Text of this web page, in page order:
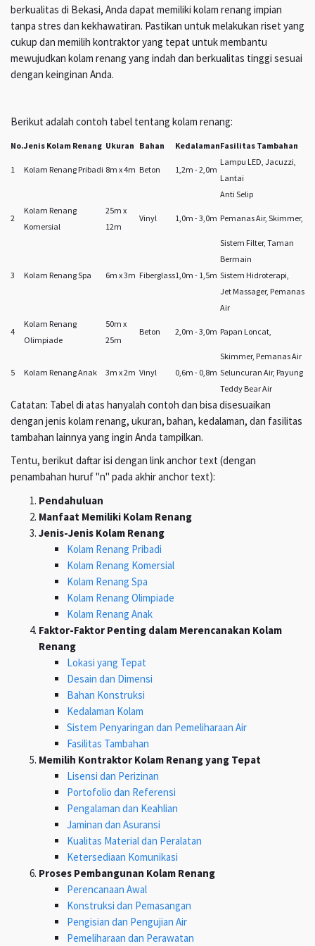
berkualitas di Bekasi, Anda dapat memiliki kolam renang impian
tanpa stres dan kekhawatiran. Pastikan untuk melakukan riset yang
cukup dan memilih kontraktor yang tepat untuk membantu
mewujudkan kolam renang yang indah dan berkualitas tinggi sesuai
dengan keinginan Anda.
Berikut adalah contoh tabel tentang kolam renang:
No.Jenis Kolam Renang Ukuran Bahan KedalamanFasilitas Tambahan
1 Kolam Renang Pribadi 8m x 4m Beton 1,2m - 2,0m
Lampu LED, Jacuzzi,
Lantai
Anti Selip
2
Kolam Renang
Komersial
25m x
12m
Vinyl 1,0m - 3,0m Pemanas Air, Skimmer,
Sistem Filter, Taman
Bermain
3
Kolam Renang Spa 6m x 3m Fiberglass1,0m - 1,5m Sistem Hidroterapi,
Jet Massager, Pemanas
Air
4
Kolam Renang
Olimpiade
50m x
25m
Beton 2,0m - 3,0m Papan Loncat,
Skimmer, Pemanas Air
5
Kolam Renang Anak 3m x 2m Vinyl 0,6m - 0,8m Seluncuran Air, Payung
Teddy Bear Air
Catatan: Tabel di atas hanyalah contoh dan bisa disesuaikan
dengan jenis kolam renang, ukuran, bahan, kedalaman, dan fasilitas
tambahan lainnya yang ingin Anda tampilkan.
Tentu, berikut daftar isi dengan link anchor text (dengan
penambahan huruf "n" pada akhir anchor text):
Pendahuluan
Manfaat Memiliki Kolam Renang
Jenis-Jenis Kolam Renang
Kolam Renang Pribadi
Kolam Renang Komersial
Kolam Renang Spa
Kolam Renang Olimpiade
Kolam Renang Anak
Faktor-Faktor Penting dalam Merencanakan Kolam
Renang
Lokasi yang Tepat
Desain dan Dimensi
Bahan Konstruksi
Kedalaman Kolam
Sistem Penyaringan dan Pemeliharaan Air
Fasilitas Tambahan
Memilih Kontraktor Kolam Renang yang Tepat
Lisensi dan Perizinan
Portofolio dan Referensi
Pengalaman dan Keahlian
Jaminan dan Asuransi
Kualitas Material dan Peralatan
Ketersediaan Komunikasi
Proses Pembangunan Kolam Renang
Perencanaan Awal
Konstruksi dan Pemasangan
Pengisian dan Pengujian Air
Pemeliharaan dan Perawatan